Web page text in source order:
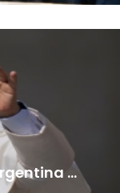
…